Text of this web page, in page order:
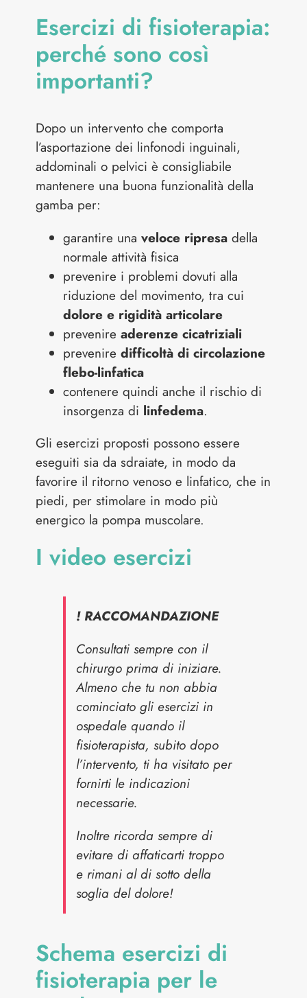
Esercizi di fisioterapia:
perché sono così
importanti?
Dopo un intervento che comporta
l’asportazione dei linfonodi inguinali,
addominali o pelvici è consigliabile
mantenere una buona funzionalità della
gamba per:
garantire unaveloce ripresa della
normale attività fisica
prevenire i problemi dovuti alla
riduzione del movimento, tra cui
dolore e rigidità articolare
prevenireaderenze cicatriziali
prevenire difficoltà di circolazione
flebo-linfatica
contenere quindi anche il rischio di
insorgenza di linfedema.
Gli esercizi proposti possono essere
eseguiti sia da sdraiate, in modo da
favorire il ritorno venoso e linfatico, che in
piedi, per stimolare in modo più
energico la pompa muscolare.
I video esercizi
! RACCOMANDAZIONE
Consultati sempre con il
chirurgo prima di iniziare.
Almeno che tu non abbia
cominciato gli esercizi in
ospedale quando il
fisioterapista, subito dopo
l’intervento, ti ha visitato per
fornirti le indicazioni
necessarie.
Inoltre ricorda sempre di
evitare di affaticarti troppo
e rimani al di sotto della
soglia del dolore!
Schema esercizi di
fisioterapia per le